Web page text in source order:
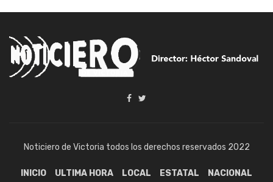
Noticiero de Victoria todos los derechos reservados 2022
INICIO ULTIMA HORA LOCAL ESTATAL NACIONAL